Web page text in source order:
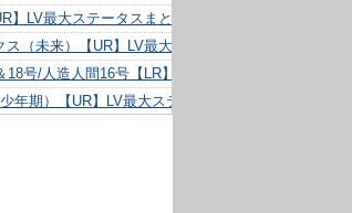
】LV最大ステータスまとめ！
（未来）【UR】LV最大ステータスまとめ！
号/人造人間16号【LR】LV最大ステータスまとめ！
年期）【UR】LV最大ステータスまとめ！
最大ステータスまとめ！
】LV最大ステータスまとめ！